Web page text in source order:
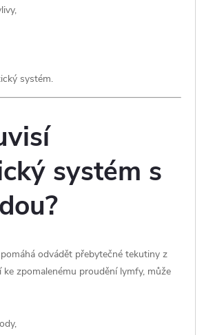
systém.
systém s
odvádět přebytečné tekutiny z
ke zpomalenému proudění lymfy, může